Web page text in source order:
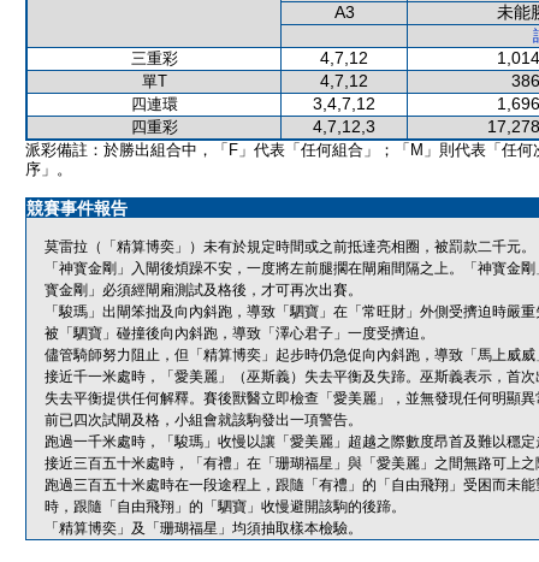
A3
未能
三重彩
4,7,12
單T 4,7,12
四連環 3,4,7,12
四重彩 4,7,12,3
派彩備註：於勝出組合中，「F」代表「任何組合」；「M」則代表「任何
序」。
競賽事件報告
莫雷拉（「精算博奕」）未有於規定時間或之前抵達亮相圈，被罰款二千元。
「神寳金剛」入閘後煩躁不安，一度將左前腿擱在閘廂間隔之上。「神寳金
寳金剛」必須經閘廂測試及格後，才可再次出賽。
「駿瑪」出閘笨拙及向內斜跑，導致「駟寶」在「常旺財」外側受擠迫時嚴
被「駟寶」碰撞後向內斜跑，導致「澤心君子」一度受擠迫。
儘管騎師努力阻止，但「精算博奕」起步時仍急促向內斜跑，導致「馬上威
接近千一米處時，「愛美麗」（巫斯義）失去平衡及失蹄。巫斯義表示，首
失去平衡提供任何解釋。賽後獸醫立即檢查「愛美麗」，並無發現任何明顯
前已四次試閘及格，小組會就該駒發出一項警告。
跑過一千米處時，「駿瑪」收慢以讓「愛美麗」超越之際數度昂首及難以穩
接近三百五十米處時，「有禮」在「珊瑚福星」與「愛美麗」之間無路可上之
跑過三百五十米處時在一段途程上，跟隨「有禮」的「自由飛翔」受困而未
時，跟隨「自由飛翔」的「駟寶」收慢避開該駒的後蹄。
「精算博奕」及「珊瑚福星」均須抽取樣本檢驗。